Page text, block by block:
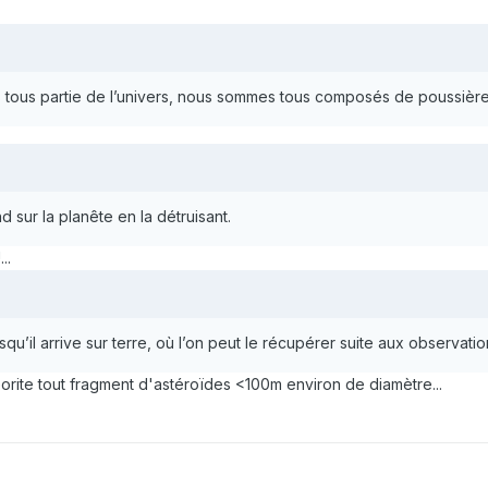
partie de l’univers, nous sommes tous composés de
sur la planête en la détruisant.
arrive sur terre, où l’on peut le récupérer suite aux
tout fragment d'astéroïdes <100m environ de diamètre...